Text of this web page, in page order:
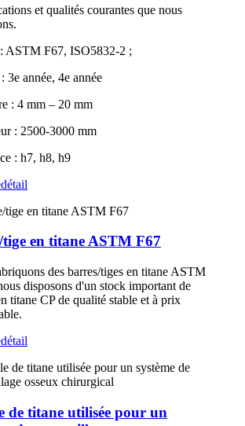
et qualités courantes que nous
ASTM F67, ISO5832-2 ;
3e année, 4e année
: 4 mm – 20 mm
: 2500-3000 mm
: h7, h8, h9
détail
en titane ASTM F67
des barres/tiges en titane ASTM
disposons d'un stock important de
titane CP de qualité stable et à prix
détail
de titane utilisée pour un